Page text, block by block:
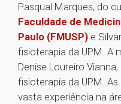
Pasqual Marques, do
Faculdade de
Paulo (FMUSP) e
fisioterapia da UPM. A
Denise Loureiro
fisioterapia da UPM.
vasta experiência na